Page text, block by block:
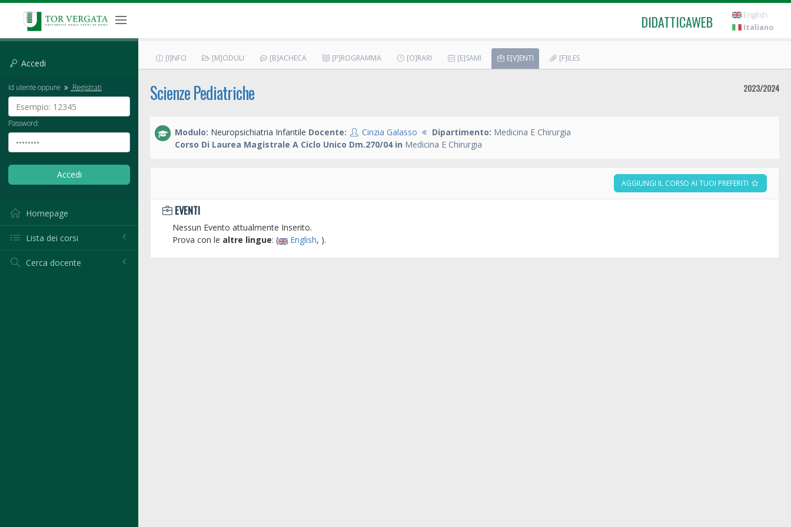
DIDATTICAWEB
English
Italiano
Accedi
Id utente oppure Registrati
Password:
Homepage
Lista dei corsi
Cerca docente
[I]NFO [M]ODULI [B]ACHECA [P]ROGRAMMA [O]RARI [E]SAMI E[V]ENTI [F]ILES
Scienze Pediatriche 2023/2024
Modulo: Neuropsichiatria Infantile Docente: Cinzia Galasso Dipartimento: Medicina E Chirurgia
Corso Di Laurea Magistrale A Ciclo Unico Dm.270/04 in Medicina E Chirurgia
AGGIUNGI IL CORSO AI TUOI PREFERITI
EVENTI
Nessun Evento attualmente Inserito.
Prova con le altre lingue: ( English, ).